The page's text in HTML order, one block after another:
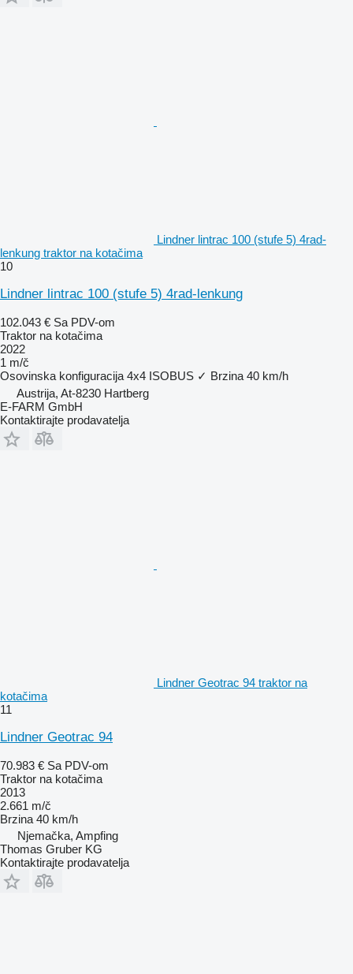
Lindner lintrac 100 (stufe 5) 4rad-
lenkung traktor na kotačima
10
Lindner lintrac 100 (stufe 5) 4rad-lenkung
102.043 € Sa PDV-om
Traktor na kotačima
2022
1 m/č
Osovinska konfiguracija 4x4 ISOBUS ✓ Brzina 40 km/h
Austrija, At-8230 Hartberg
E-FARM GmbH
Kontaktirajte prodavatelja
Lindner Geotrac 94 traktor na
kotačima
11
Lindner Geotrac 94
70.983 € Sa PDV-om
Traktor na kotačima
2013
2.661 m/č
Brzina 40 km/h
Njemačka, Ampfing
Thomas Gruber KG
Kontaktirajte prodavatelja